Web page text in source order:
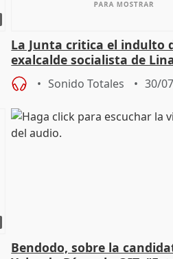
La Junta critica el indulto
exalcalde socialista de
"condenado por
Sonido Totales 30/
Bendodo, sobre la